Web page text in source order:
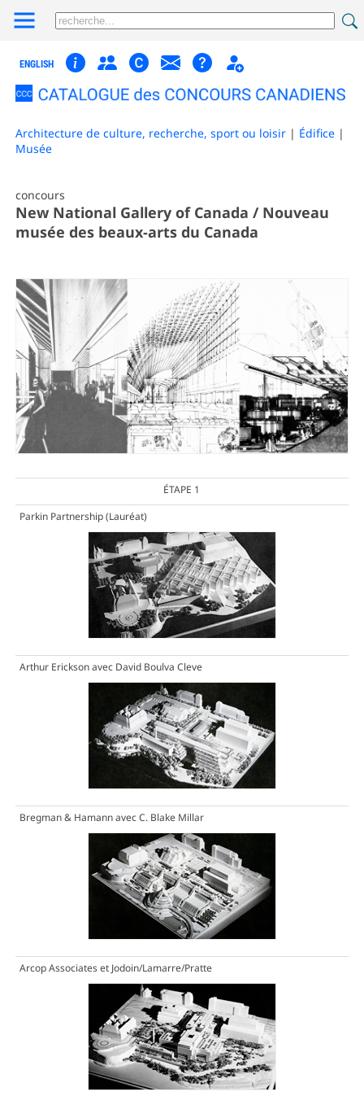
ENGLISH
Architecture de culture, recherche, sport ou loisir | Édifice |
Musée
concours
New National Gallery of Canada / Nouveau
musée des beaux-arts du Canada
ÉTAPE 1
Parkin Partnership(Lauréat)
Arthur Erickson avec David Boulva Cleve
Bregman & Hamann avec C. Blake Millar
Arcop Associates et Jodoin/Lamarre/Pratte